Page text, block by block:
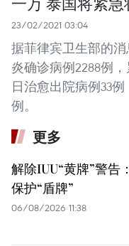
23/02/2021 03:04
据菲律宾卫生部的
炎确诊病例2288例
日治愈出院病例33
例。
更多
解除IUU“黄牌”警告
保护“盾牌”
06/08/2026 11:38